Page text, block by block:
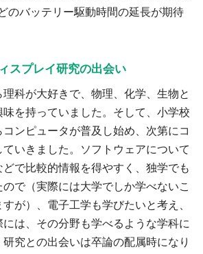
のバッテリー駆動時間の延長が期待
スプレイ研究の出会い
科が大好きで、物理、化学、生物と
を持っていました。そして、小学校
ンピュータが普及し始め、次第にコ
いきました。ソフトウェアについて
で比較的情報を得やすく、独学でも
で（実際には大学でしか学べないこ
が）、電子工学も学びたいと考え、
は、その分野も学べるような学科に
究との出会いは卒論の配属時になり